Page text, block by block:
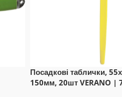
Посадкові таблички,
150мм, 20шт VERANO |